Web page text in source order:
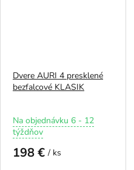
Dvere AURI 4 presklené
bezfalcové KLASIK
Priemerné
hodnotenie
Na objednávku 6 - 12
týždňov
198 € / ks